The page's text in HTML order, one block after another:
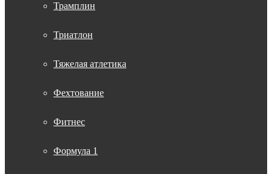
Трамплин
Триатлон
Тяжелая атлетика
Фехтование
Фитнес
Формула 1